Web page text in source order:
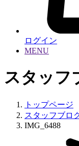
ログイン
MENU
スタッフ
トップページ
スタッフブロ
IMG_6488